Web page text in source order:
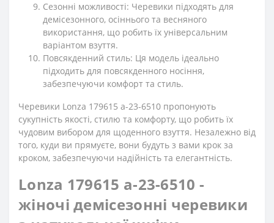
Сезонні можливості: Черевики підходять для
демісезонного, осіннього та весняного
використання, що робить їх універсальним
варіантом взуття.
Повсякденний стиль: Ця модель ідеально
підходить для повсякденного носіння,
забезпечуючи комфорт та стиль.
Черевики Lonza 179615 a-23-6510 пропонують
сукупність якості, стилю та комфорту, що робить їх
чудовим вибором для щоденного взуття. Незалежно від
того, куди ви прямуєте, вони будуть з вами крок за
кроком, забезпечуючи надійність та елегантність.
Lonza 179615 a-23-6510 -
жіночі демісезонні черевики